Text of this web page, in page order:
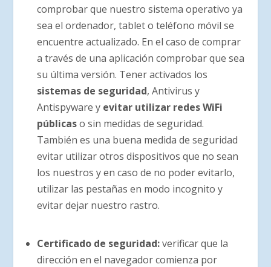
comprobar que nuestro sistema operativo ya
sea el ordenador, tablet o teléfono móvil se
encuentre actualizado. En el caso de comprar
a través de una aplicación comprobar que sea
su última versión. Tener activados los
sistemas de seguridad, Antivirus y
Antispyware y evitar utilizar redes WiFi
públicaso sin medidas de seguridad.
También es una buena medida de seguridad
evitar utilizar otros dispositivos que no sean
los nuestros y en caso de no poder evitarlo,
utilizar las pestañas en modo incognito y
evitar dejar nuestro rastro.
Certificado de seguridad:verificar que la
dirección en el navegador comienza por